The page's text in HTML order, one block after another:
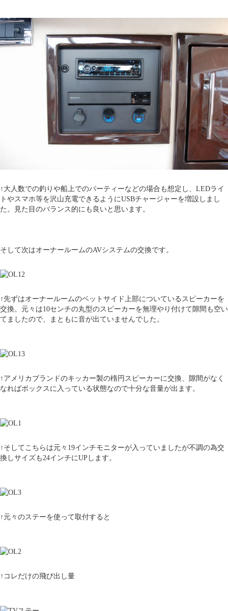
↑大人数での釣りや船上でのパーティーなどの場合も想定し、LEDライ
トやスマホ等を沢山充電できるようにUSBチャージャーを増設しまし
た。見た目のバランス的にも良いと思います。
そして次はオーナールームのAVシステムの交換です。
↑先ずはオーナールームのベットサイド上部についているスピーカーを
交換。元々は10センチの丸型のスピーカーを無理やり付けて隙間も空い
てましたので、まともに音が出ていませんでした。
↑アメリカブランドのキッカー製の楕円スピーカーに交換、隙間がなく
なればボックスに入っている状態なので十分な音量が出ます。
↑そしてこちらは元々19インチモニターが入っていましたが不調の為交
換しサイズも24インチにUPします。
↑元々のステーを使って取付すると
↑コレだけの飛び出し量